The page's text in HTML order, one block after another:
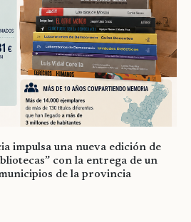
impulsa una nueva edición de
con la entrega de un
de la provincia